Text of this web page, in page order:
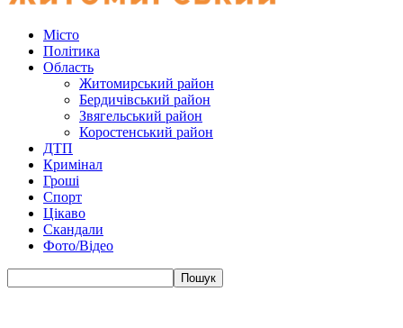
Місто
Політика
Область
Житомирський район
Бердичівський район
Звягельський район
Коростенський район
ДТП
Кримінал
Гроші
Спорт
Цікаво
Скандали
Фото/Відео